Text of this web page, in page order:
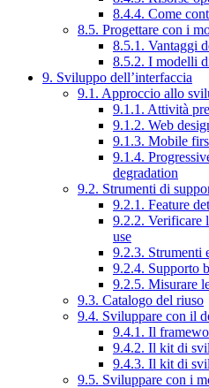
8.4.4. Come
8.5. Progettare con i
8.5.1. Vantaggi
8.5.2. I modelli
9. Sviluppo dell’interfaccia
9.1. Approccio allo
9.1.1. Attività
9.1.2. Web
9.1.3. Mobile
9.1.4.
degradation
9.2. Strumenti di
9.2.1. Feature
9.2.2. Verificare
use
9.2.3. Strumenti
9.2.4. Supporto
9.2.5. Misurare
9.3. Catalogo del riuso
9.4. Sviluppare con il
9.4.1. Il
9.4.2. Il kit di
9.4.3. Il kit di
9.5. Sviluppare con i